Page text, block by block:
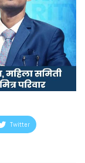
Twitter